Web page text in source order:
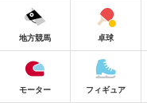
地方競馬 卓球
モーター フィギュア